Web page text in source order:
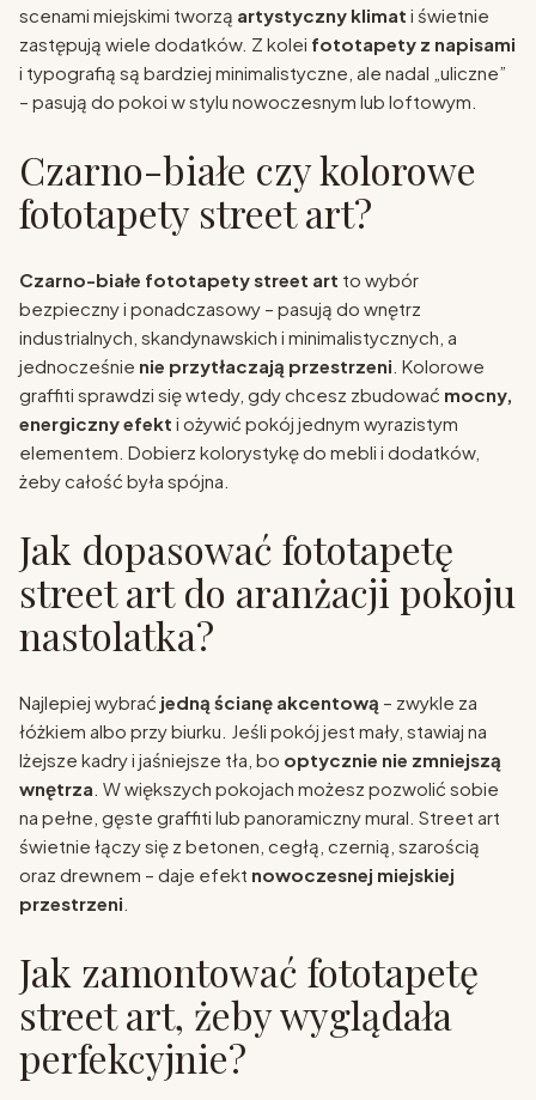
scenami miejskimi tworzą artystyczny klimat i świetnie
zastępują wiele dodatków. Z kolei fototapety z napisami
i typografią są bardziej minimalistyczne, ale nadal „uliczne”
– pasują do pokoi w stylu nowoczesnym lub loftowym.
Czarno-białe czy kolorowe
fototapety street art?
Czarno-białe fototapety street art to wybór
bezpieczny i ponadczasowy – pasują do wnętrz
industrialnych, skandynawskich i minimalistycznych, a
jednocześnie nie przytłaczają przestrzeni . Kolorowe
graffiti sprawdzi się wtedy, gdy chcesz zbudować mocny,
energiczny efekt i ożywić pokój jednym wyrazistym
elementem. Dobierz kolorystykę do mebli i dodatków,
żeby całość była spójna.
Jak dopasować fototapetę
street art do aranżacji pokoju
nastolatka?
Najlepiej wybrać jedną ścianę akcentową – zwykle za
łóżkiem albo przy biurku. Jeśli pokój jest mały, stawiaj na
lżejsze kadry i jaśniejsze tła, bo optycznie nie zmniejszą
wnętrza . W większych pokojach możesz pozwolić sobie
na pełne, gęste graffiti lub panoramiczny mural. Street art
świetnie łączy się z betonen, cegłą, czernią, szarością
oraz drewnem – daje efekt nowoczesnej miejskiej
przestrzeni
Jak zamontować fototapetę
street art, żeby wyglądała
perfekcyjnie?